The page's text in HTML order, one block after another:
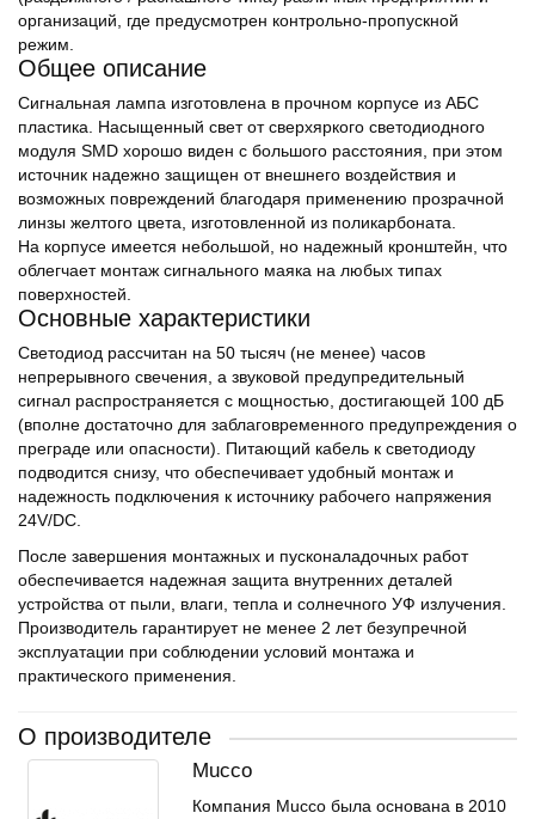
организаций, где предусмотрен контрольно-пропускной
режим.
Общее описание
Сигнальная лампа изготовлена в прочном корпусе из АБС
пластика. Насыщенный свет от сверхяркого светодиодного
модуля SMD хорошо виден с большого расстояния, при этом
источник надежно защищен от внешнего воздействия и
возможных повреждений благодаря применению прозрачной
линзы желтого цвета, изготовленной из поликарбоната.
На корпусе имеется небольшой, но надежный кронштейн, что
облегчает монтаж сигнального маяка на любых типах
поверхностей.
Основные характеристики
Светодиод рассчитан на 50 тысяч (не менее) часов
непрерывного свечения, а звуковой предупредительный
сигнал распространяется с мощностью, достигающей 100 дБ
(вполне достаточно для заблаговременного предупреждения о
преграде или опасности). Питающий кабель к светодиоду
подводится снизу, что обеспечивает удобный монтаж и
надежность подключения к источнику рабочего напряжения
24V/DC.
После завершения монтажных и пусконаладочных работ
обеспечивается надежная защита внутренних деталей
устройства от пыли, влаги, тепла и солнечного УФ излучения.
Производитель гарантирует не менее 2 лет безупречной
эксплуатации при соблюдении условий монтажа и
практического применения.
О производителе
Mucco
Компания Mucco была основана в 2010